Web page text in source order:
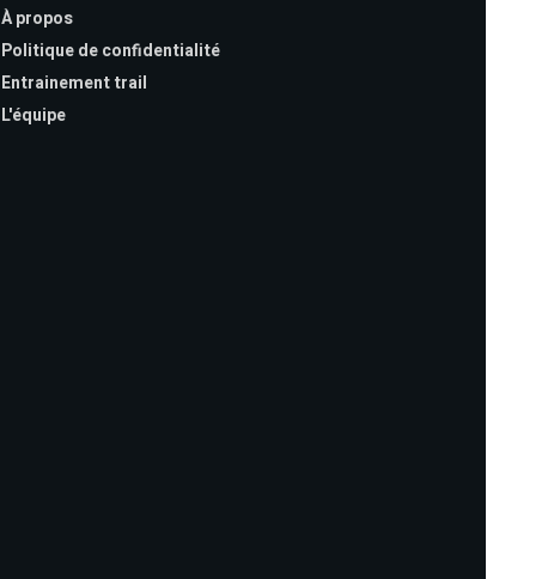
À propos
Politique de confidentialité
Entrainement trail
L'équipe